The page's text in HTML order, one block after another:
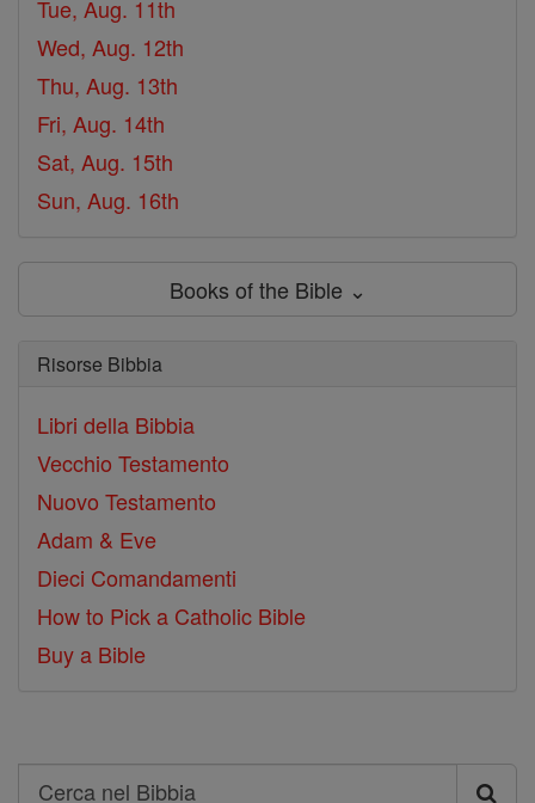
Tue, Aug. 11th
Wed, Aug. 12th
Thu, Aug. 13th
Fri, Aug. 14th
Sat, Aug. 15th
Sun, Aug. 16th
Books of the Bible ⌄
Risorse Bibbia
Libri della Bibbia
Vecchio Testamento
Nuovo Testamento
Adam & Eve
Dieci Comandamenti
How to Pick a Catholic Bible
Buy a Bible
Search